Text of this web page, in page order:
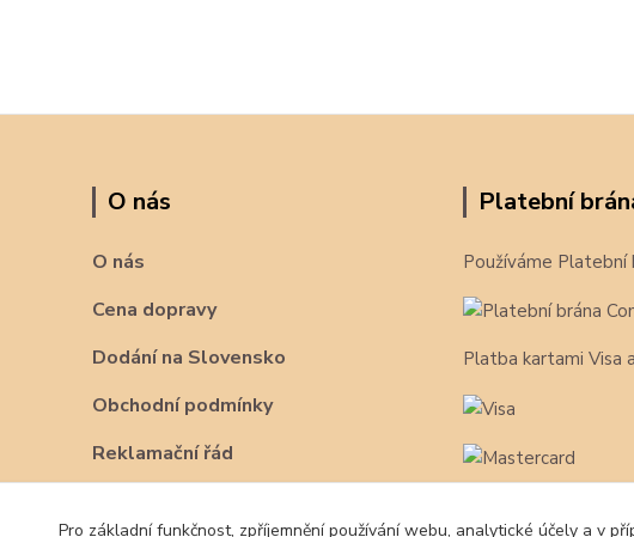
O nás
O nás
Cena dopravy
Dodání na Slovensko
Obchodní podmínky
Reklamační řád
Platební
Používáme Platební
Platba kartami Visa
Pro základní funkčnost, zpříjemnění používání webu, analytické účely a v